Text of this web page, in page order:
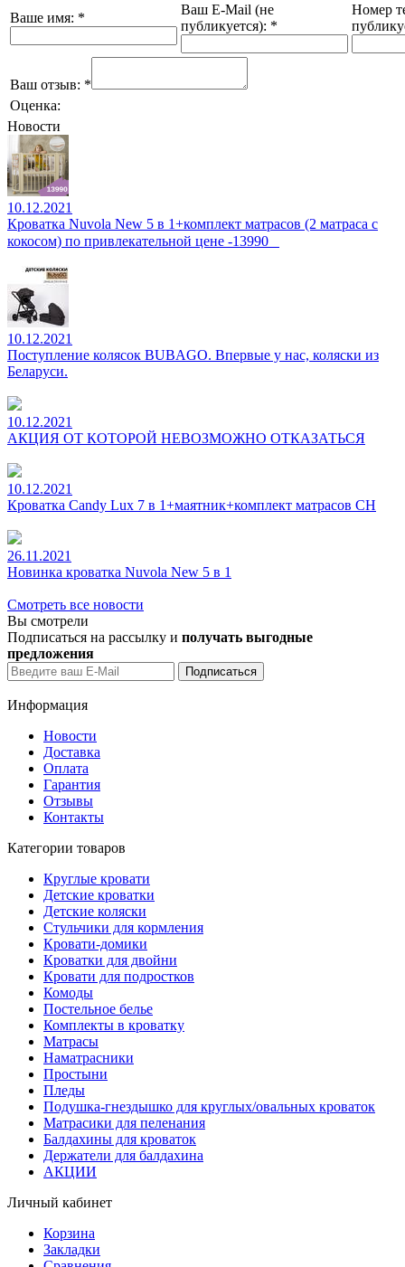
Ваше имя: *
Ваш E-Mail (не
публикуется): *
Номер
Ваш отзыв: *
Оценка:
Новости
10.12.2021
Кроватка Nuvola New 5 в 1+комплект матрасов (2 матраса с
кокосом) по привлекательной цене -13990⠀
10.12.2021
Поступление колясок BUBAGO. Впервые у нас, коляски из
Беларуси.
10.12.2021
АКЦИЯ ОТ КОТОРОЙ НЕВОЗМОЖНО ОТКАЗАТЬСЯ
10.12.2021
Кроватка Candy Lux 7 в 1+маятник+комплект матрасов CH
26.11.2021
Новинка кроватка Nuvola New 5 в 1
Смотреть все новости
Вы смотрели
Подписаться на рассылку и получать выгодные
предложения
Информация
Новости
Доставка
Оплата
Гарантия
Отзывы
Контакты
Категории товаров
Круглые кровати
Детские кроватки
Детские коляски
Стульчики для кормления
Кровати-домики
Кроватки для двойни
Кровати для подростков
Комоды
Постельное белье
Комплекты в кроватку
Матрасы
Наматрасники
Простыни
Пледы
Подушка-гнездышко для круглых/овальных кроваток
Матрасики для пеленания
Балдахины для кроваток
Держатели для балдахина
АКЦИИ
Личный кабинет
Корзина
Закладки